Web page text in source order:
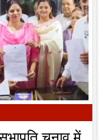
चुनाव में